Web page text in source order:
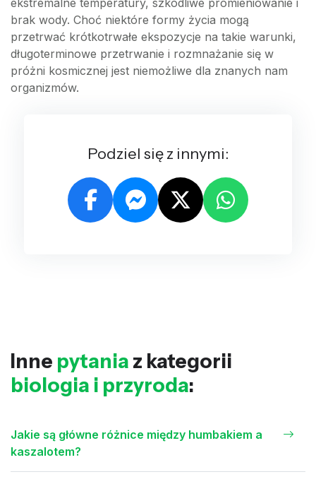
ekstremalne temperatury, szkodliwe promieniowanie i
brak wody. Choć niektóre formy życia mogą
przetrwać krótkotrwałe ekspozycje na takie warunki,
długoterminowe przetrwanie i rozmnażanie się w
próżni kosmicznej jest niemożliwe dla znanych nam
organizmów.
Podziel się z innymi:
Inne pytania z kategorii
biologia i przyroda:
Jakie są główne różnice między humbakiem a
kaszalotem?